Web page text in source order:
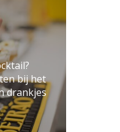
bij het
drankjes